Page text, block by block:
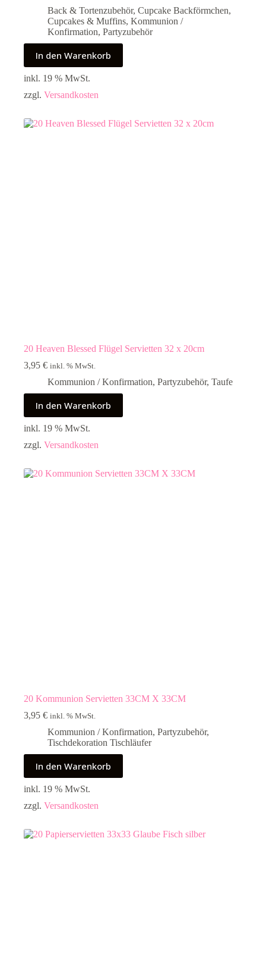
Back & Tortenzubehör, Cupcake Backförmchen,
Cupcakes & Muffins, Kommunion /
Konfirmation, Partyzubehör
In den Warenkorb
inkl. 19 % MwSt.
zzgl. Versandkosten
20 Heaven Blessed Flügel Servietten 32 x 20cm
3,95 € inkl. % MwSt.
Kommunion / Konfirmation, Partyzubehör, Taufe
In den Warenkorb
inkl. 19 % MwSt.
zzgl. Versandkosten
20 Kommunion Servietten 33CM X 33CM
3,95 € inkl. % MwSt.
Kommunion / Konfirmation, Partyzubehör,
Tischdekoration Tischläufer
In den Warenkorb
inkl. 19 % MwSt.
zzgl. Versandkosten